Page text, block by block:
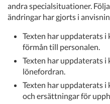
andra specialsituationer.
ändringar har gjorts i
Texten har uppdaterats
förmån till personalen.
Texten har uppdaterats i
lönefordran.
Texten har uppdaterats
och ersättningar för